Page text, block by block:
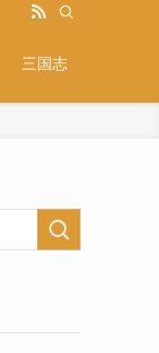
三国志